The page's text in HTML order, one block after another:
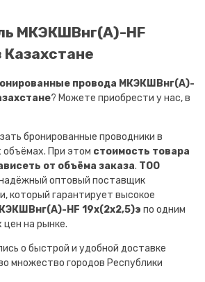
МКЭКШВнг(A)-HF
Казахстане
провода МКЭКШВнг(A)-
? Можете приобрести у нас, в
бронированные проводники в
При этом стоимость товара
от объёма заказа. ТОО
оптовый поставщик
который гарантирует высокое
HF 19х(2х2,5)э по одним
на рынке.
о быстрой и удобной доставке
множество городов Республики